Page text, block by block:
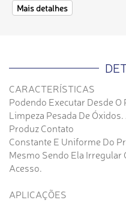
Mais detalhes
CARACTERÍSTICAS
Podendo Executar Desde
Limpeza Pesada De
Produz Contato
Constante E Uniforme Do
Mesmo Sendo Ela Irregular
Acesso.
APLICAÇÕES